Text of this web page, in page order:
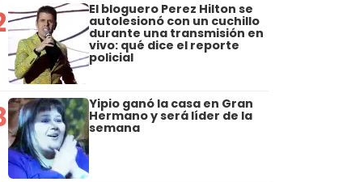
El bloguero Perez Hilton se
autolesionó con un cuchillo
durante una transmisión en
vivo: qué dice el reporte
policial
Yipio ganó la casa en Gran
Hermano y será líder de la
semana